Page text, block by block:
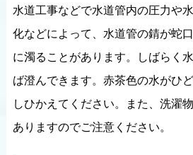
水道工事などで水道管内の圧力や
化などによって、水道管の錆が蛇
に濁ることがあります。しばらく
ば澄んできます。赤茶色の水がひ
しひかえてください。また、洗濯
ありますのでご注意ください。